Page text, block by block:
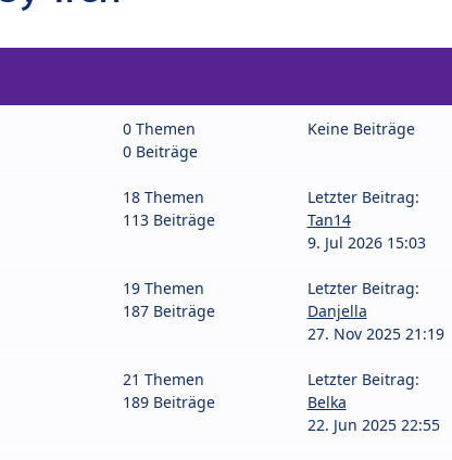
0 Themen
0 Beiträge
Keine Beiträge
18 Themen
113 Beiträge
Letzter Beitrag:
Tan14
9. Jul 2026 15:03
19 Themen
187 Beiträge
Letzter Beitrag:
Danjella
27. Nov 2025 21:19
21 Themen
189 Beiträge
Letzter Beitrag:
Belka
22. Jun 2025 22:55